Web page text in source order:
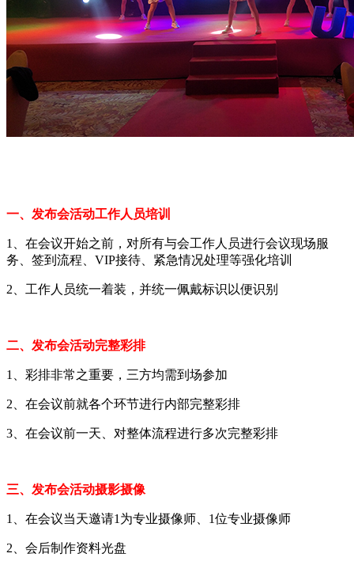
一、发布会活动工作人员培训
1、在会议开始之前，对所有与会工作人员进行会议现场服
务、签到流程、VIP接待、紧急情况处理等强化培训
2、工作人员统一着装，并统一佩戴标识以便识别
二、发布会活动完整彩排
1、彩排非常之重要，三方均需到场参加
2、在会议前就各个环节进行内部完整彩排
3、在会议前一天、对整体流程进行多次完整彩排
三、发布会活动摄影摄像
1、在会议当天邀请1为专业摄像师、1位专业摄像师
2、会后制作资料光盘